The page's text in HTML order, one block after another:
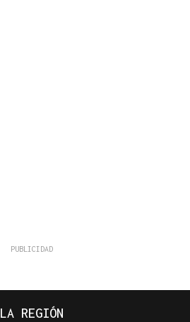
LA REGIÓN